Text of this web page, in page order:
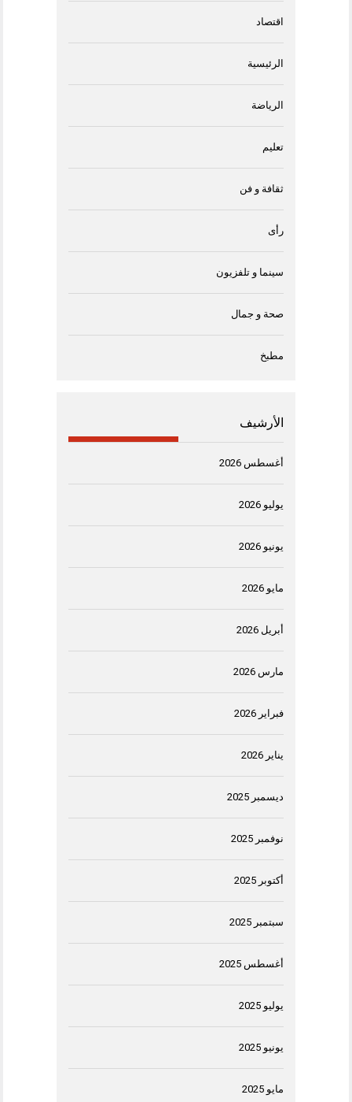
اقتصاد
الرئيسية
الرياضة
تعليم
ثقافة و فن
رأى
سينما و تلفزيون
صحة و جمال
مطبخ
الأرشيف
أغسطس 2026
يوليو 2026
يونيو 2026
مايو 2026
أبريل 2026
مارس 2026
فبراير 2026
يناير 2026
ديسمبر 2025
نوفمبر 2025
أكتوبر 2025
سبتمبر 2025
أغسطس 2025
يوليو 2025
يونيو 2025
مايو 2025